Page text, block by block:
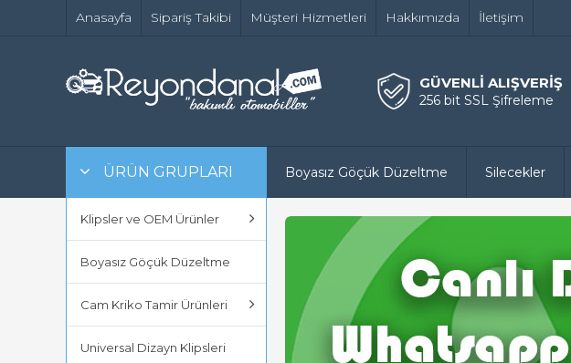
Anasayfa Sipariş Takibi Müşteri Hizmetleri Hakkımızda İletişim
GÜVENLİ ALIŞVERİŞ
256 bit SSL Şifreleme
Boyasız Göçük Düzeltme Silecekler
ÜRÜN GRUPLARI
Klipsler ve OEM Ürünler
Boyasız Göçük Düzeltme
Cam Kriko Tamir Ürünleri
Universal Dizayn Klipsleri